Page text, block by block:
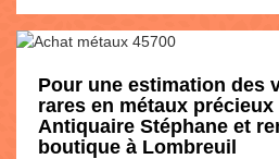
Pour une estimation des
rares en métaux
Antiquaire Stéphane et
boutique à Lombreuil